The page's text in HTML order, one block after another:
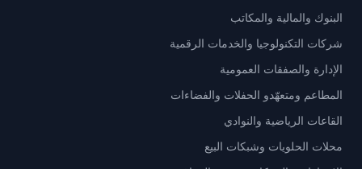
البنوك والمالية والمكاتب
شركات التكنولوجيا والخدمات الرقمية
الإدارة والصفقات العمومية
المطاعم ومتعهّدو الحفلات والفضاءات
القاعات الرياضية والنوادي
محلات الحلويات وشبكات البيع